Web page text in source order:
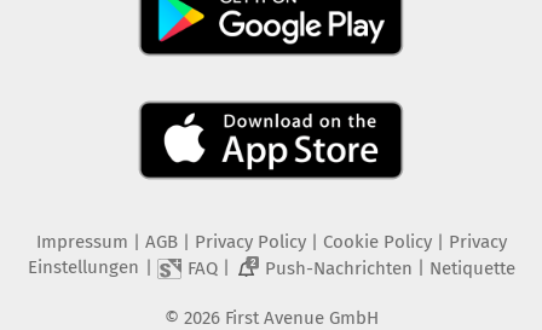
Impressum AGB Privacy Policy| Cookie Policy| Privacy
Einstellungen
FAQ| 2 Push-Nachrichten Netiquette
© 2026 First Avenue GmbH